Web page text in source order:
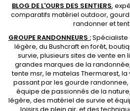
BLOG DE L'OURS DES SENTIERS,
comparatifs matériel outdoor,
randonner et
GROUPE RANDONNEURS :Spécialiste
légère, du Bushcraft en forêt,
survie, plusieurs sites de vente en
grandes marques de la randonnée,
tente msr, le matelas Thermarest, la
passant par les gourde randonnee
équipe de passionnés de la
légère, des matériel de survie et